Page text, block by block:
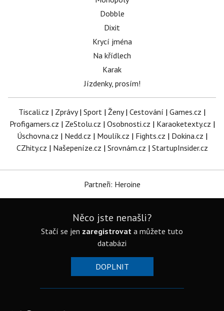
Dobble
Dixit
Krycí jména
Na křídlech
Karak
Jízdenky, prosím!
Tiscali.cz | Zprávy| Sport | Ženy| Cestování | Games.cz |
Profigamers.cz | ZeStolu.cz | Osobnosti.cz | Karaoketexty.cz |
Úschovna.cz | Nedd.cz | Moulík.cz | Fights.cz | Dokina.cz |
CZhity.cz | Našepeníze.cz | Srovnám.cz | StartupInsider.cz
Partneři: Heroine
Něco jste nenašli?
Stačí se jen zaregistrovat a můžete tuto
databázi
DOPLNIT